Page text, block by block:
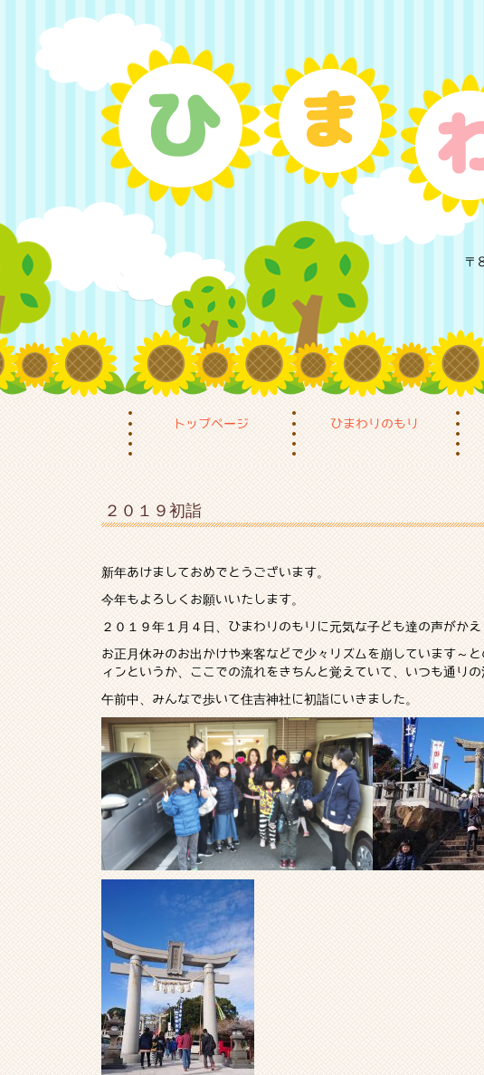
〒
トップページ ひまわりのもり
２０１９初詣
新年あけましておめでとうございます。
今年もよろしくお願いいたします。
２０１９年１月４日、ひまわりのもりに元気な子ども達の声がかえ
お正月休みのお出かけや来客などで少々リズムを崩しています～
ィンというか、ここでの流れをきちんと覚えていて、いつも通りの
午前中、みんなで歩いて住吉神社に初詣にいきました。